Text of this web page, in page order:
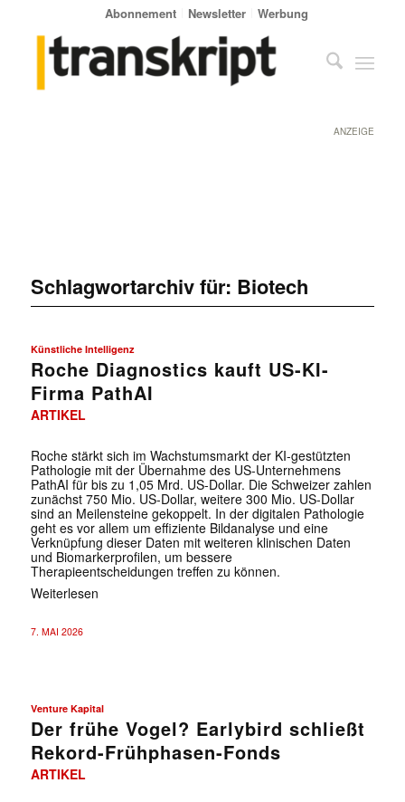
Abonnement Newsletter Werbung
ANZEIGE
Schlagwortarchiv für: Biotech
Künstliche Intelligenz
Roche Diagnostics kauft US-KI-
Firma PathAI
ARTIKEL
Roche stärkt sich im Wachstumsmarkt der KI-gestützten
Pathologie mit der Übernahme des US-Unternehmens
PathAI für bis zu 1,05 Mrd. US-Dollar. Die Schweizer zahlen
zunächst 750 Mio. US-Dollar, weitere 300 Mio. US-Dollar
sind an Meilensteine gekoppelt. In der digitalen Pathologie
geht es vor allem um effiziente Bildanalyse und eine
Verknüpfung dieser Daten mit weiteren klinischen Daten
und Biomarkerprofilen, um bessere
Therapieentscheidungen treffen zu können.
Weiterlesen
7. MAI 2026
Venture Kapital
Der frühe Vogel? Earlybird schließt
Rekord-Frühphasen-Fonds
ARTIKEL